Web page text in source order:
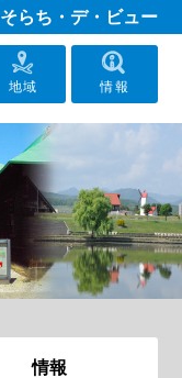
そらち・デ・ビュー
地域 情報
情報